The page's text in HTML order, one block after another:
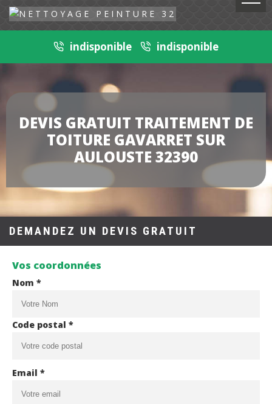
indisponible indisponible
DEVIS GRATUIT TRAITEMENT DE
TOITURE GAVARRET SUR
AULOUSTE 32390
DEMANDEZ UN DEVIS GRATUIT
Vos coordonnées
Nom *
Code postal *
Email *